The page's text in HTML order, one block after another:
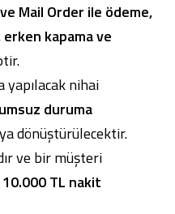
Mail Order ile ödeme,
kapama ve
yapılacak nihai
duruma
dönüştürülecektir.
ve bir müşteri
TL nakit